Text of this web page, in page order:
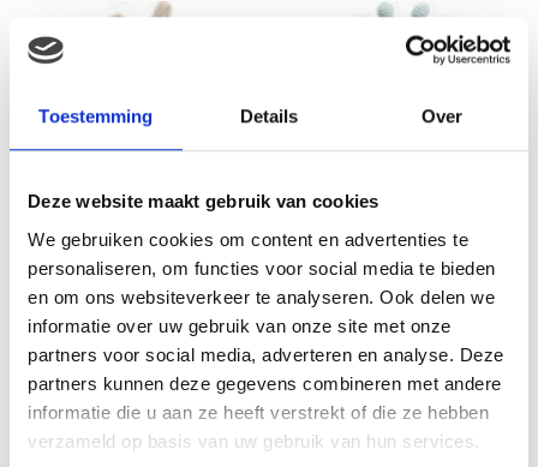
Toestemming Details Over
Deze website maakt gebruik van cookies
We gebruiken cookies om content en advertenties te
personaliseren, om functies voor social media te bieden
en om ons websiteverkeer te analyseren. Ook delen we
informatie over uw gebruik van onze site met onze
partners voor social media, adverteren en analyse. Deze
partners kunnen deze gegevens combineren met andere
informatie die u aan ze heeft verstrekt of die ze hebben
verzameld op basis van uw gebruik van hun services.
Pebbe knuffel – Giraffe
€15.99